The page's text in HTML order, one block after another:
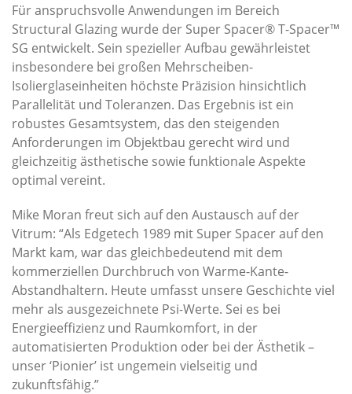
Für anspruchsvolle Anwendungen im Bereich
Structural Glazing wurde der Super Spacer® T-Spacer™
SG entwickelt. Sein spezieller Aufbau gewährleistet
insbesondere bei großen Mehrscheiben-
Isolierglaseinheiten höchste Präzision hinsichtlich
Parallelität und Toleranzen. Das Ergebnis ist ein
robustes Gesamtsystem, das den steigenden
Anforderungen im Objektbau gerecht wird und
gleichzeitig ästhetische sowie funktionale Aspekte
optimal vereint.
Mike Moran freut sich auf den Austausch auf der
Vitrum: “Als Edgetech 1989 mit Super Spacer auf den
Markt kam, war das gleichbedeutend mit dem
kommerziellen Durchbruch von Warme-Kante-
Abstandhaltern. Heute umfasst unsere Geschichte viel
mehr als ausgezeichnete Psi-Werte. Sei es bei
Energieeffizienz und Raumkomfort, in der
automatisierten Produktion oder bei der Ästhetik –
unser ‘Pionier’ ist ungemein vielseitig und
zukunftsfähig.”